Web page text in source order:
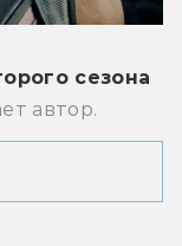
сезона
автор.